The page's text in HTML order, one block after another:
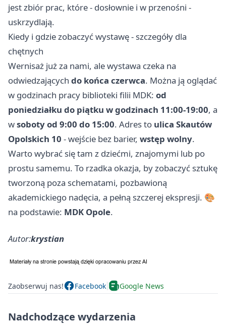
jest zbiór prac, które - dosłownie i w przenośni -
uskrzydlają.
Kiedy i gdzie zobaczyć wystawę - szczegóły dla
chętnych
Wernisaż już za nami, ale wystawa czeka na
odwiedzających do końca czerwca. Można ją oglądać
w godzinach pracy biblioteki filii MDK: od
poniedziałku do piątku w godzinach 11:00-19:00, a
wsoboty od 9:00 do 15:00. Adres to ulica Skautów
Opolskich 10 - wejście bez barier, wstęp wolny.
Warto wybrać się tam z dziećmi, znajomymi lub po
prostu samemu. To rzadka okazja, by zobaczyć sztukę
tworzoną poza schematami, pozbawioną
akademickiego nadęcia, a pełną szczerej ekspresji. 🎨
na podstawie: MDK Opole.
Autor:krystian
Zaobserwuj nas! Facebook Google News
Nadchodzące wydarzenia